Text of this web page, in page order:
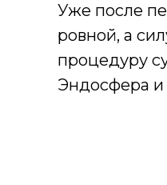
Уже после
ровной, а
процедуру
Эндосфера и